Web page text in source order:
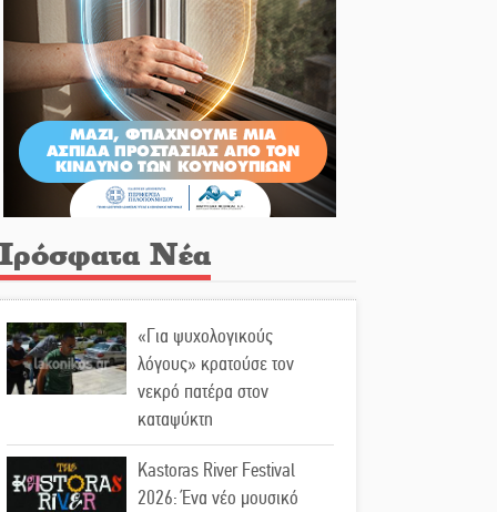
Νέα
«Για ψυχολογικούς
λόγους» κρατούσε τον
νεκρό πατέρα στον
καταψύκτη
Kastoras River Festival
2026: Ένα νέο μουσικό